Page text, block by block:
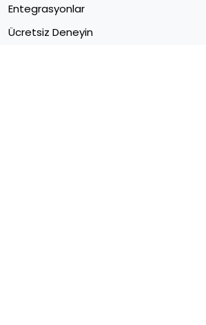
Entegrasyonlar
Ücretsiz Deneyin